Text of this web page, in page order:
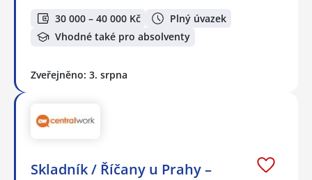
30 000 – 40 000 Kč
Plný úvazek
Vhodné také pro absolventy
Zveřejněno: 3. srpna
Skladník / Říčany u Prahy –